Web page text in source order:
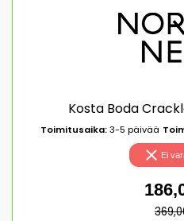
Kosta Boda
Toimitusaika:3-5 päivää
Ei